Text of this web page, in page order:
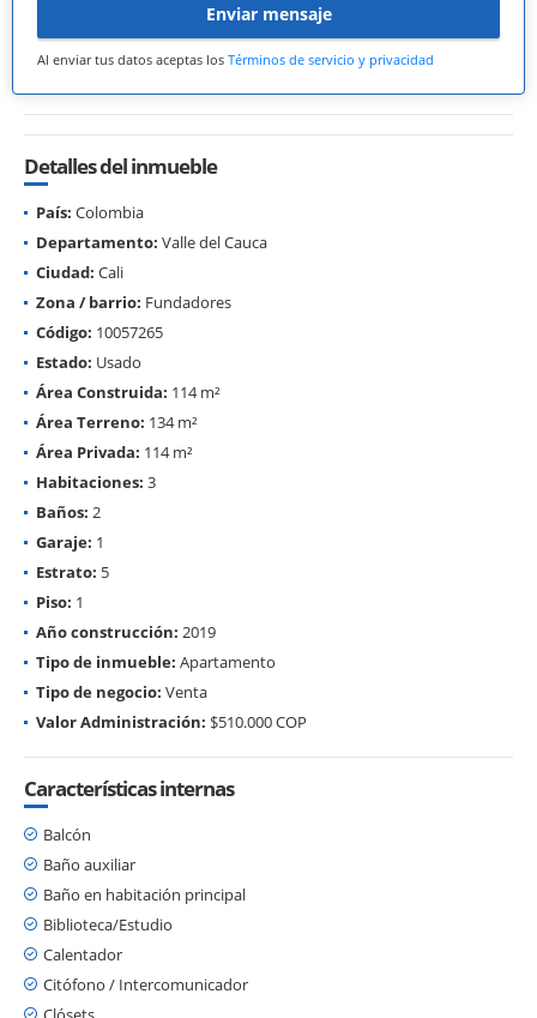
Enviar mensaje
Al enviar tus datos aceptas los Términos de servicio y privacidad
Detalles del inmueble
País: Colombia
Departamento: Valle del Cauca
Ciudad: Cali
Zona / barrio: Fundadores
Código: 10057265
Estado: Usado
Área Construida: 114 m²
Área Terreno: 134 m²
Área Privada: 114 m²
Habitaciones: 3
Baños: 2
Garaje: 1
Estrato: 5
Piso: 1
Año construcción: 2019
Tipo de inmueble: Apartamento
Tipo de negocio: Venta
Valor Administración: $510.000 COP
Características internas
Balcón
Baño auxiliar
Baño en habitación principal
Biblioteca/Estudio
Calentador
Citófono / Intercomunicador